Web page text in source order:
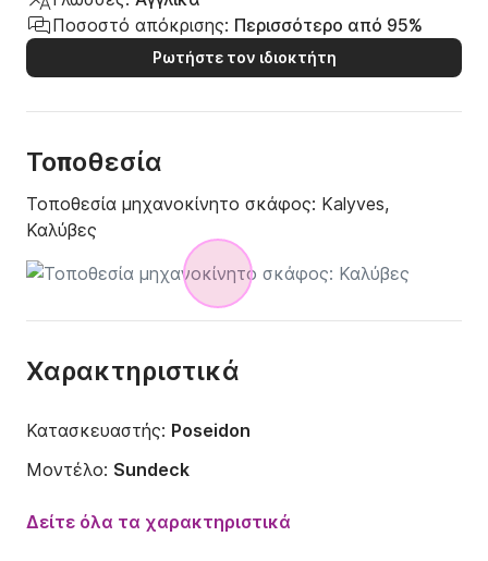
Ποσοστό απόκρισης: Περισσότερο από 95%
Ρωτήστε τον ιδιοκτήτη
Τοποθεσία
Τοποθεσία μηχανοκίνητο σκάφος: Kalyves,
Καλύβες
Χαρακτηριστικά
Κατασκευαστής: Poseidon
Μοντέλο: Sundeck
Ισχύς κινητήρα:
Δείτε όλα τα χαρακτηριστικά